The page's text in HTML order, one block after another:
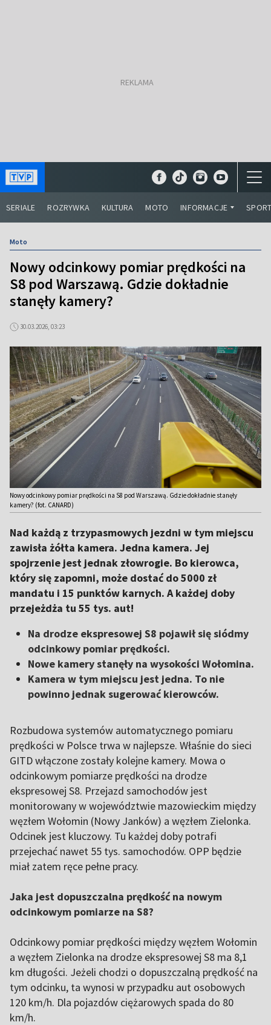
SERIALE ROZRYWKA KULTURA MOTO INFORMACJE
Moto
Nowy odcinkowy pomiar prędkości na
S8 pod Warszawą. Gdzie dokładnie
stanęły kamery?
30.03.2026, 03:23
Nowy odcinkowy pomiar prędkości na S8 pod Warszawą. Gdzie dokładnie stanęły
kamery? (fot. CANARD)
Nad każdą z trzypasmowych jezdni w tym miejscu
zawisła żółta kamera. Jedna kamera. Jej
spojrzenie jest jednak złowrogie. Bo kierowca,
który się zapomni, może dostać do 5000 zł
mandatu i 15 punktów karnych. A każdej doby
przejeżdża tu 55 tys. aut!
Na drodze ekspresowej S8 pojawił się siódmy
odcinkowy pomiar prędkości.
Nowe kamery stanęły na wysokości Wołomina.
Kamera w tym miejscu jest jedna. To nie
powinno jednak sugerować kierowców.
Rozbudowa systemów automatycznego pomiaru
prędkości w Polsce trwa w najlepsze. Właśnie do sieci
GITD włączone zostały kolejne kamery. Mowa o
odcinkowym pomiarze prędkości na drodze
ekspresowej S8. Przejazd samochodów jest
monitorowany w województwie mazowieckim między
węzłem Wołomin (Nowy Janków) a węzłem Zielonka.
Odcinek jest kluczowy. Tu każdej doby potrafi
przejechać nawet 55 tys. samochodów. OPP będzie
miał zatem ręce pełne pracy.
Jaka jest dopuszczalna prędkość na nowym
odcinkowym pomiarze na S8?
Odcinkowy pomiar prędkości między węzłem Wołomin
a węzłem Zielonka na drodze ekspresowej S8 ma 8,1
km długości. Jeżeli chodzi o dopuszczalną prędkość na
tym odcinku, ta wynosi w przypadku aut osobowych
120 km/h. Dla pojazdów ciężarowych spada do 80
km/h.